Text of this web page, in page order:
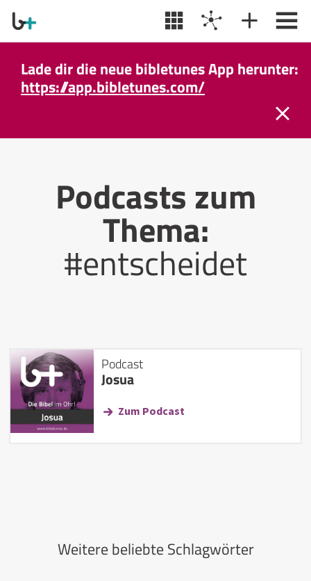
Lade dir die neue bibletunes App herunter:
https://app.bibletunes.com/
Podcasts zum
Thema:
#entscheidet
Podcast
Josua
Zum Podcast
Weitere beliebte Schlagwörter